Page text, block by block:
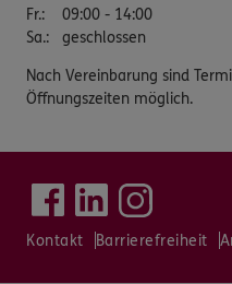
Fr.:
09:00 - 14:00
Sa.: geschlossen
Nach Vereinbarung sind
Öffnungszeiten möglich.
Kontakt Barrierefreiheit